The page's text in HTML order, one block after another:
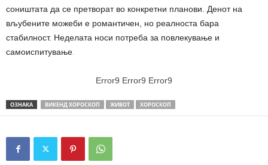
соништата да се претворат во конкретни планови. Денот на
вљубените можеби е романтичен, но реалноста бара
стабилност. Неделата носи потреба за повлекување и
самоиспитување
Error9 Error9 Error9
ОЗНАКА ВИКЕНД ХОРОСКОП ЖИВОТ ХОРОСКОП